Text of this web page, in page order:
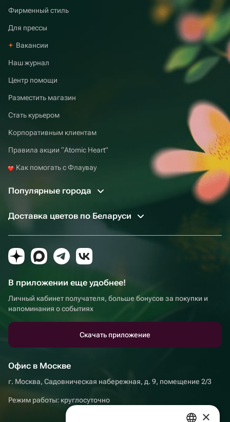
Фирменный стиль
Для прессы
Вакансии
Наш журнал
Центр помощи
Разместить магазин
Стать курьером
Корпоративным клиентам
Правила акции “Atomic Heart”
Как помогать с Флаувау
Популярные города
Доставка цветов по Беларуси
В приложении еще удобнее!
Личный кабинет получателя, больше бонусов за покупки и
напоминания о событиях
Скачать приложение
Офис в Москве
г. Москва, Садовническая набережная, д. 9, помещение 2/3
Режим работы: круглосуточно
×